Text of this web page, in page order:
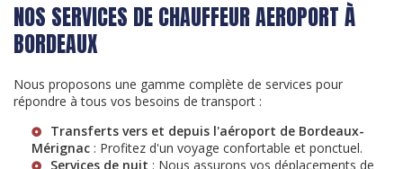
NOS SERVICES DE CHAUFFEUR AEROPORT À
BORDEAUX
Nous proposons une gamme complète de services pour
répondre à tous vos besoins de transport :
Transferts vers et depuis l'aéroport de Bordeaux-
Mérignac : Profitez d'un voyage confortable et ponctuel.
Services de nuit : Nous assurons vos déplacements de